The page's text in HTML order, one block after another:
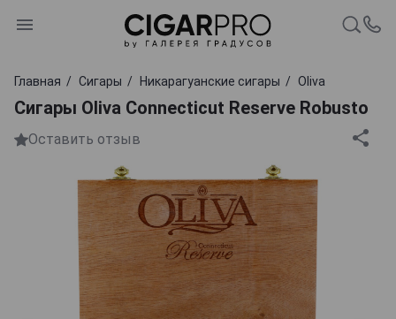
Главная Сигары Никарагуанские сигары Oliva
Сигары Oliva Connecticut Reserve Robusto
Оставить отзыв